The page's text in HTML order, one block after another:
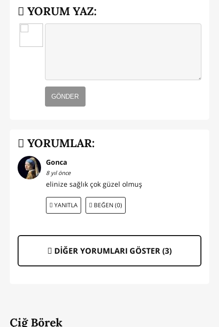
YORUM YAZ:
GÖNDER
YORUMLAR:
Gonca
8 yıl önce
elinize sağlık çok güzel olmuş
YANITLA BEĞEN (0)
DİĞER YORUMLARI GÖSTER (3)
Çiğ Börek